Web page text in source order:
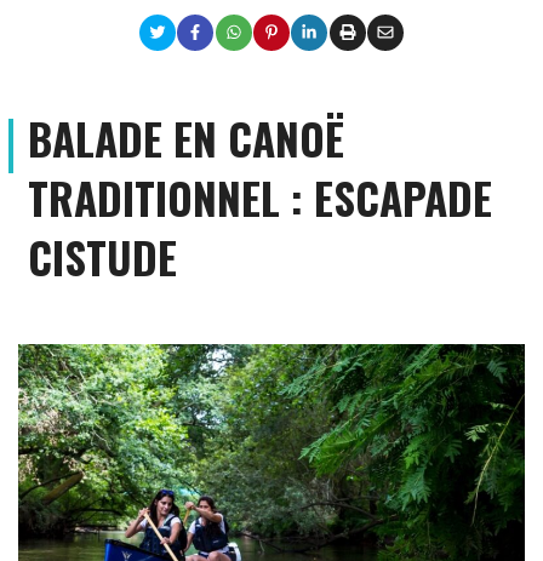
BALADE EN CANOË
TRADITIONNEL : ESCAPADE
CISTUDE